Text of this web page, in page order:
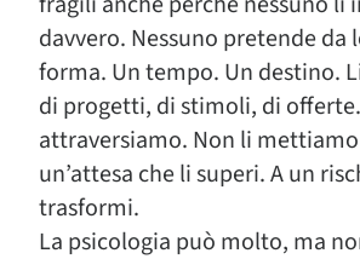
davvero. Nessuno pretende da
forma. Un tempo. Un destino.
di progetti, di stimoli, di
attraversiamo. Non li
un’attesa che li superi. A un
trasformi.
La psicologia può molto, ma